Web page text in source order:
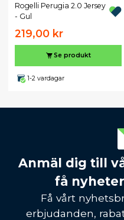
Rogelli Perugia 2.0 Jersey
- Gul
219,00 kr
Se produkt
1-2 vardagar
Anmäl dig till
få
Få vårt
erbjudanden,